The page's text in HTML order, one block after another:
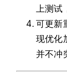
上测试
可更新
现优化
并不冲